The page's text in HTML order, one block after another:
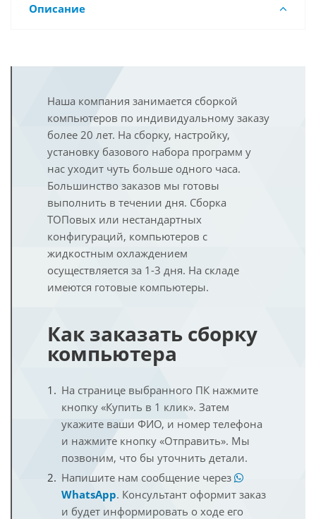
Описание
Наша компания занимается сборкой
компьютеров по индивидуальному заказу
более 20 лет. На сборку, настройку,
установку базового набора программ у
нас уходит чуть больше одного часа.
Большинство заказов мы готовы
выполнить в течении дня. Сборка
ТОПовых или нестандартных
конфигураций, компьютеров с
жидкостным охлаждением
осуществляется за 1-3 дня. На складе
имеются готовые компьютеры.
Как заказать сборку
компьютера
На странице выбранного ПК нажмите
кнопку «Купить в 1 клик». Затем
укажите ваши ФИО, и номер телефона
и нажмите кнопку «Отправить». Мы
позвоним, что бы уточнить детали.
Напишите нам сообщение через
WhatsApp. Консультант оформит заказ
и будет информировать о ходе его